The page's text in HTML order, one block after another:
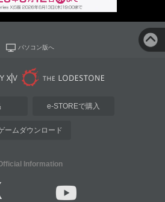
パソコン版へ
e-STOREで購入
ームダウンロード
Information